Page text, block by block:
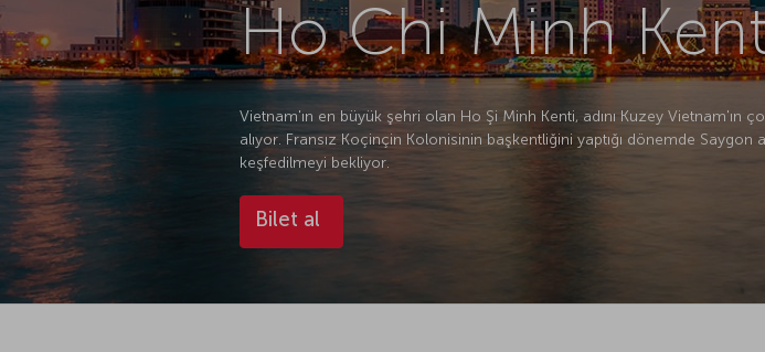
Ho Chi Minh
Vietnam'ın en büyük şehri olan Ho Şi Minh Kenti, adını Kuzey Vietnam'ın
alıyor. Fransız Koçinçin Kolonisinin başkentliğini yaptığı dönemde
keşfedilmeyi bekliyor.
Bilet al